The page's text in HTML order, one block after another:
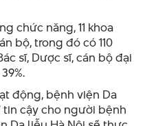
chức năng, 11 khoa
bộ, trong đó có 110
sĩ, Dược sĩ, cán bộ đại
động, bệnh viện Da
cậy cho người bệnh